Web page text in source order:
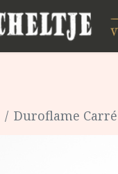
Duroflame